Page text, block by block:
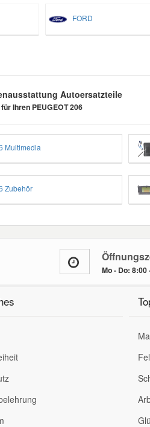
FORD
Autoersatzteile
für Ihren PEUGEOT 206
Multimedia
Zubehör
Mo - Do: 8:00